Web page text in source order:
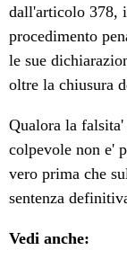
dall'articolo 378,
procedimento
le sue
oltre la chiusura
Qualora la
colpevole non e'
vero prima che
sentenza
Vedi anche: